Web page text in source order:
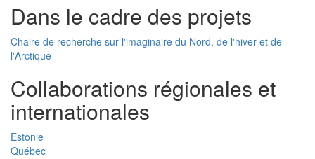
Dans le cadre des projets
Chaire de recherche sur l'imaginaire du Nord, de l'hiver et de
l'Arctique
Collaborations régionales et
internationales
Estonie
Québec